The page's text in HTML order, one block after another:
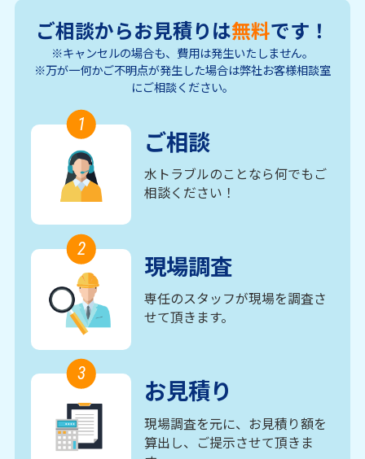
ご相談からお見積りは無料です！
※キャンセルの場合も、費用は発生いたしません。
※万が一何かご不明点が発生した場合は弊社お客様相談室
にご相談ください。
1
ご相談
水トラブルのことなら何でもご
相談ください！
2
現場調査
専任のスタッフが現場を調査さ
せて頂きます。
3
お見積り
現場調査を元に、お見積り額を
算出し、ご提示させて頂きま